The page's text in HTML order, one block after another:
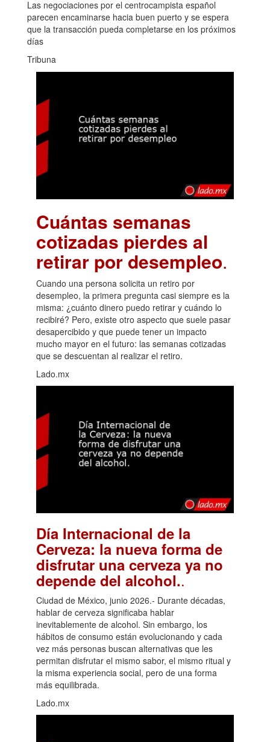
Las negociaciones por el centrocampista español
parecen encaminarse hacia buen puerto y se espera
que la transacción pueda completarse en los próximos
días
Tribuna
Cuántas semanas
cotizadas pierdes al
retirar por desempleo.
Cuando una persona solicita un retiro por
desempleo, la primera pregunta casi siempre es la
misma: ¿cuánto dinero puedo retirar y cuándo lo
recibiré? Pero, existe otro aspecto que suele pasar
desapercibido y que puede tener un impacto
mucho mayor en el futuro: las semanas cotizadas
que se descuentan al realizar el retiro.
Lado.mx
Día Internacional de la
Cerveza: la nueva forma de
disfrutar una cerveza ya no
depende del alcohol..
Ciudad de México, junio 2026.- Durante décadas,
hablar de cerveza significaba hablar
inevitablemente de alcohol. Sin embargo, los
hábitos de consumo están evolucionando y cada
vez más personas buscan alternativas que les
permitan disfrutar el mismo sabor, el mismo ritual y
la misma experiencia social, pero de una forma
más equilibrada.
Lado.mx